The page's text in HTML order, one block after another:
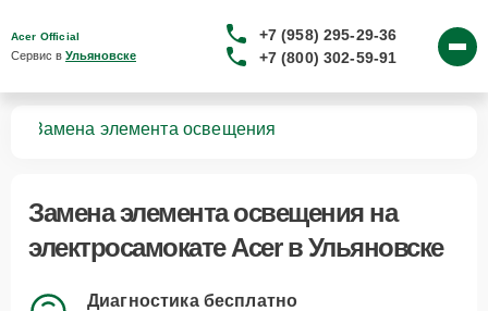
Acer Official
Сервис в Ульяновске
+7 (958) 295-29-36
+7 (800) 302-59-91
Замена элемента освещения
Замена элемента освещенияна
электросамокате Acer в Ульяновске
Диагностика бесплатно